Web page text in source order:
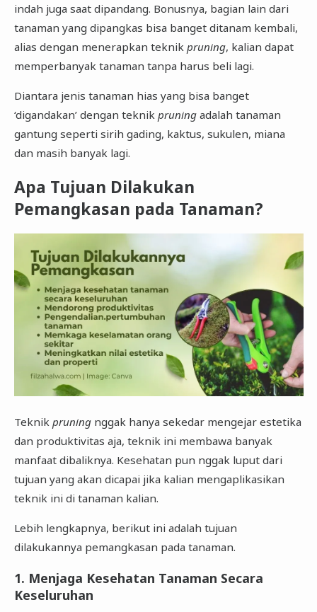
indah juga saat dipandang. Bonusnya, bagian lain dari
tanaman yang dipangkas bisa banget ditanam kembali,
alias dengan menerapkan teknik pruning, kalian dapat
memperbanyak tanaman tanpa harus beli lagi.
Diantara jenis tanaman hias yang bisa banget
‘digandakan’ dengan teknik pruningadalah tanaman
gantung seperti sirih gading, kaktus, sukulen, miana
dan masih banyak lagi.
Apa Tujuan Dilakukan
Pemangkasan pada Tanaman?
Teknik pruningnggak hanya sekedar mengejar estetika
dan produktivitas aja, teknik ini membawa banyak
manfaat dibaliknya. Kesehatan pun nggak luput dari
tujuan yang akan dicapai jika kalian mengaplikasikan
teknik ini di tanaman kalian.
Lebih lengkapnya, berikut ini adalah tujuan
dilakukannya pemangkasan pada tanaman.
1. Menjaga Kesehatan Tanaman Secara
Keseluruhan